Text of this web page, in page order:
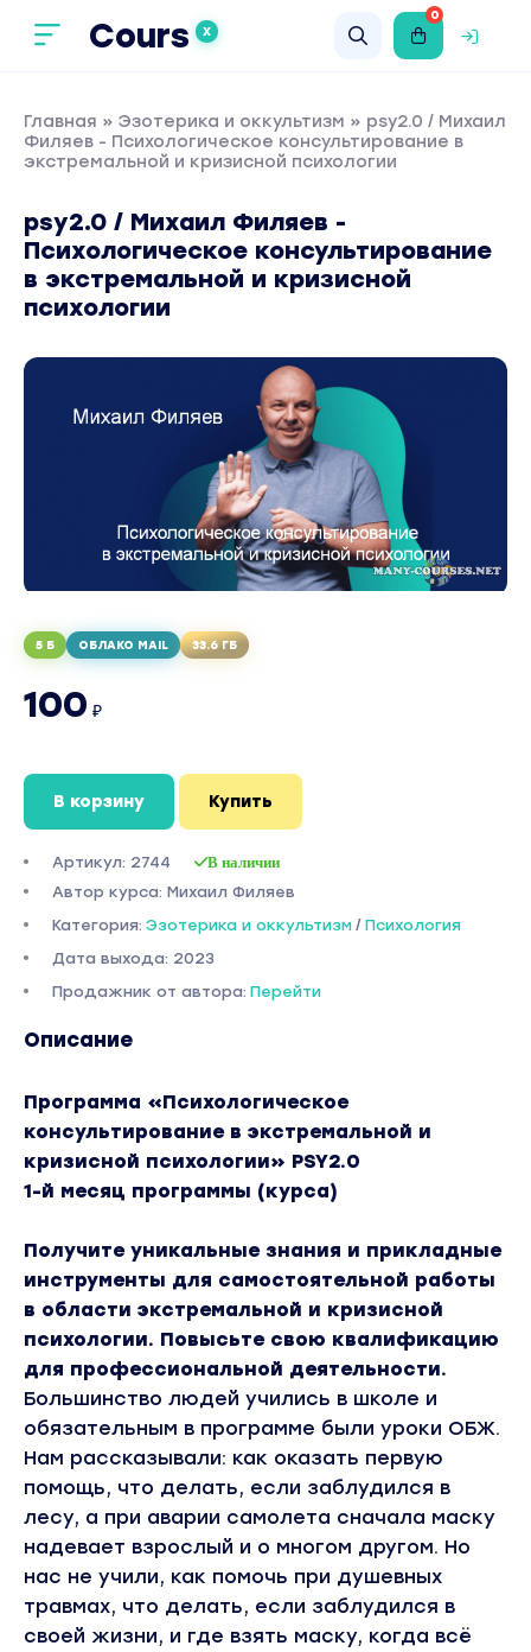
Cours X
0
Главная » Эзотерика и оккультизм » psy2.0 / Михаил
Филяев - Психологическое консультирование в
экстремальной и кризисной психологии
psy2.0 / Михаил Филяев -
Психологическое консультирование
в экстремальной и кризисной
психологии
5 Б ОБЛАКО MAIL 33.6 ГБ
100 ₽
В корзину Купить
Артикул: 2744 В наличии
Автор курса: Михаил Филяев
Категория: Эзотерика и оккультизм / Психология
Дата выхода: 2023
Продажник от автора: Перейти
Описание
Программа «Психологическое
консультирование в экстремальной и
кризисной психологии» PSY2.0
1-й месяц программы (курса)
Получите уникальные знания и прикладные
инструменты для самостоятельной работы
в области экстремальной и кризисной
психологии. Повысьте свою квалификацию
для профессиональной деятельности.
Большинство людей учились в школе и
обязательным в программе были уроки ОБЖ.
Нам рассказывали: как оказать первую
помощь, что делать, если заблудился в
лесу, а при аварии самолета сначала маску
надевает взрослый и о многом другом. Но
нас не учили, как помочь при душевных
травмах, что делать, если заблудился в
своей жизни, и где взять маску, когда всё